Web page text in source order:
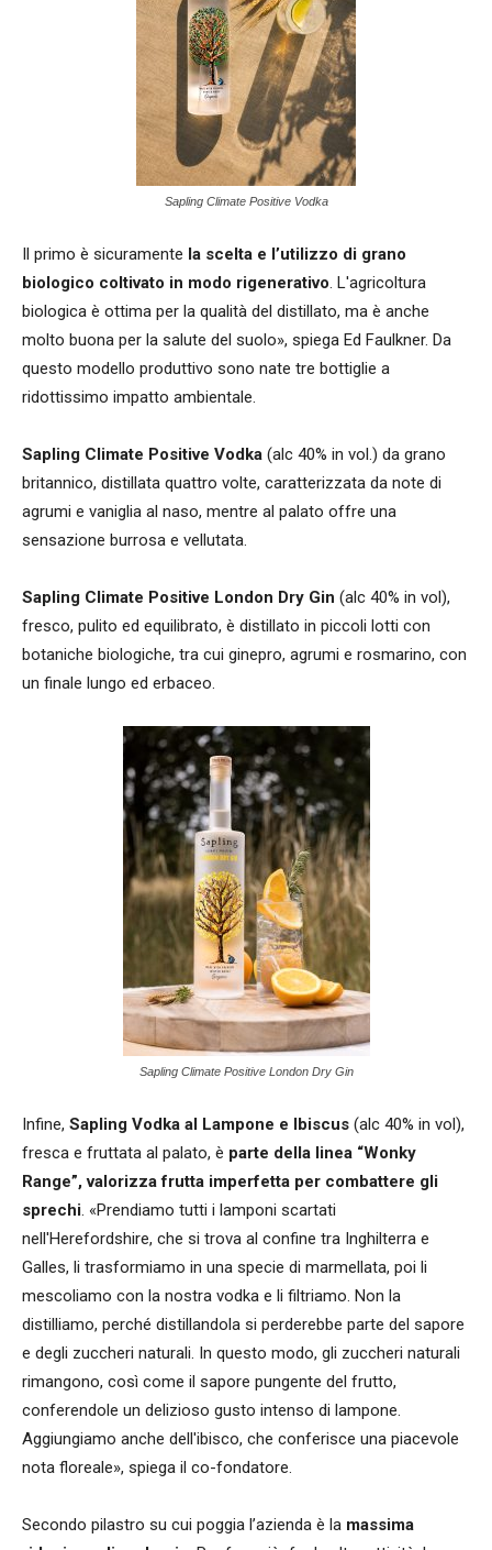
Sapling Climate Positive Vodka
Il primo è sicuramente la scelta e l’utilizzo di grano
biologico coltivato in modo rigenerativo. L'agricoltura
biologica è ottima per la qualità del distillato, ma è anche
molto buona per la salute del suolo», spiega Ed Faulkner. Da
questo modello produttivo sono nate tre bottiglie a
ridottissimo impatto ambientale.
Sapling Climate Positive Vodka (alc 40% in vol.) da grano
britannico, distillata quattro volte, caratterizzata da note di
agrumi e vaniglia al naso, mentre al palato offre una
sensazione burrosa e vellutata.
Sapling Climate Positive London Dry Gin (alc 40% in vol),
fresco, pulito ed equilibrato, è distillato in piccoli lotti con
botaniche biologiche, tra cui ginepro, agrumi e rosmarino, con
un finale lungo ed erbaceo.
Sapling Climate Positive London Dry Gin
Infine, Sapling Vodka al Lampone e Ibiscus (alc 40% in vol),
fresca e fruttata al palato, è parte della linea “Wonky
Range”, valorizza frutta imperfetta per combattere gli
sprechi. «Prendiamo tutti i lamponi scartati
nell'Herefordshire, che si trova al confine tra Inghilterra e
Galles, li trasformiamo in una specie di marmellata, poi li
mescoliamo con la nostra vodka e li filtriamo. Non la
distilliamo, perché distillandola si perderebbe parte del sapore
e degli zuccheri naturali. In questo modo, gli zuccheri naturali
rimangono, così come il sapore pungente del frutto,
conferendole un delizioso gusto intenso di lampone.
Aggiungiamo anche dell'ibisco, che conferisce una piacevole
nota floreale», spiega il co-fondatore.
Secondo pilastro su cui poggia l’azienda è la massima